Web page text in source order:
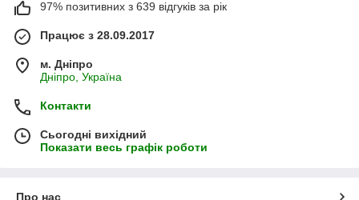
97% позитивних з 639 відгуків за рік
Працює з 28.09.2017
м. Дніпро
Дніпро, Україна
Контакти
Сьогодні вихідний
Показати весь графік роботи
Про нас